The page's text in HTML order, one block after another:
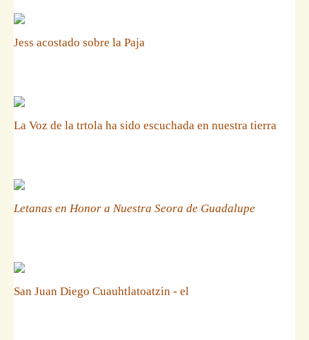
Jess acostado sobre la Paja
La Voz de la trtola ha sido escuchada en nuestra tierra
Letanas en Honor a Nuestra Seora de Guadalupe
San Juan Diego Cuauhtlatoatzin - el